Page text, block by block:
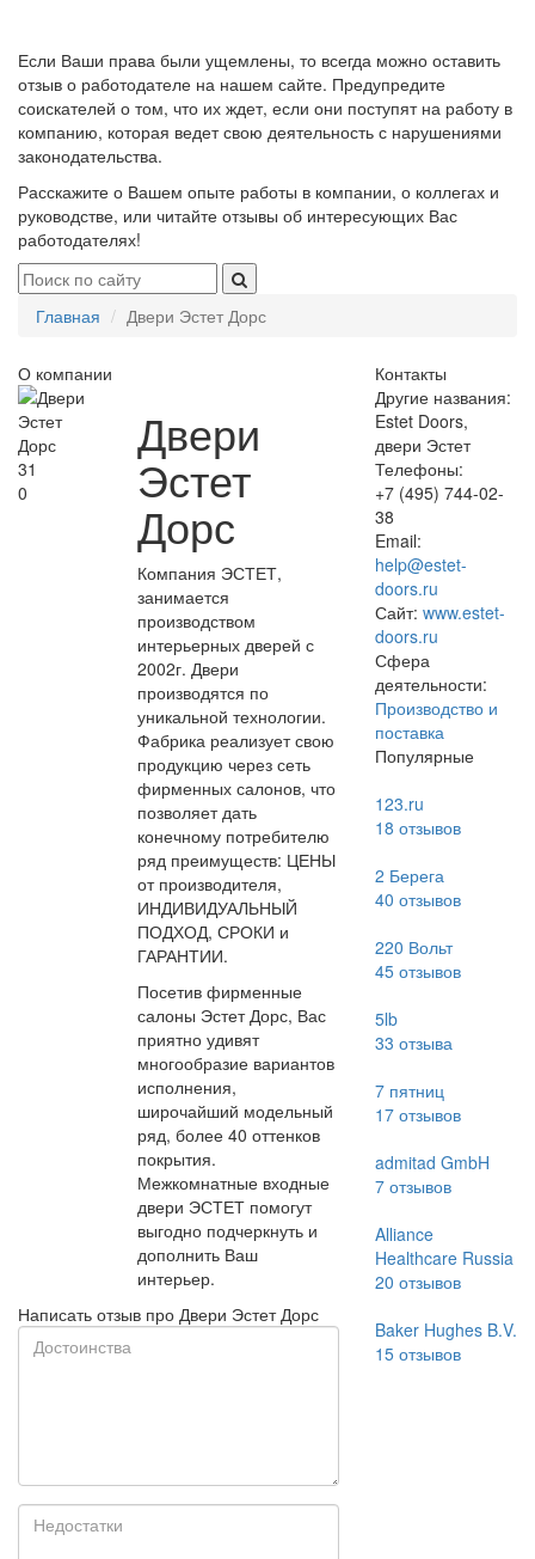
Если Ваши права были ущемлены, то всегда можно оставить
отзыв о работодателе на нашем сайте. Предупредите
соискателей о том, что их ждет, если они поступят на работу в
компанию, которая ведет свою деятельность с нарушениями
законодательства.
Расскажите о Вашем опыте работы в компании, о коллегах и
руководстве, или читайте отзывы об интересующих Вас
работодателях!
Главная Двери Эстет Дорс
О компании
31
0
Двери
Эстет
Дорс
Компания ЭСТЕТ,
занимается
производством
интерьерных дверей с
2002г. Двери
производятся по
уникальной технологии.
Фабрика реализует свою
продукцию через сеть
фирменных салонов, что
позволяет дать
конечному потребителю
ряд преимуществ: ЦЕНЫ
от производителя,
ИНДИВИДУАЛЬНЫЙ
ПОДХОД, СРОКИ и
ГАРАНТИИ.
Посетив фирменные
салоны Эстет Дорс, Вас
приятно удивят
многообразие вариантов
исполнения,
широчайший модельный
ряд, более 40 оттенков
покрытия.
Межкомнатные входные
двери ЭСТЕТ помогут
выгодно подчеркнуть и
дополнить Ваш
интерьер.
Написать отзыв про Двери Эстет Дорс
Контакты
Другие названия:
Estet Doors,
двери Эстет
Телефоны:
+7 (495) 744-02-
38
Email:
help@estet-
doors.ru
Сайт: www.estet-
doors.ru
Сфера
деятельности:
Производство и
поставка
Популярные
123.ru
18 отзывов
2 Берега
40 отзывов
220 Вольт
45отзывов
5lb
33 отзыва
7 пятниц
17отзывов
admitad GmbH
7отзывов
Alliance
Healthcare Russia
20 отзывов
Baker Hughes B.V.
15отзывов